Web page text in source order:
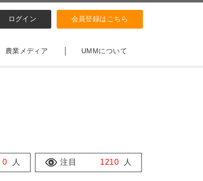
ログイン 会員登録はこちら
農業メディア UMMについて
0 人 注目 1210 人